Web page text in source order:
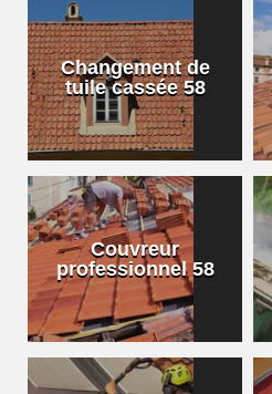
Changement de
tuile cassée 58
Couvreur
professionnel 58